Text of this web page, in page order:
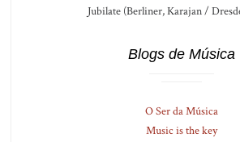
Jubilate (Berliner, Karajan /
Blogs de Música
O Ser da Música
Music is the key